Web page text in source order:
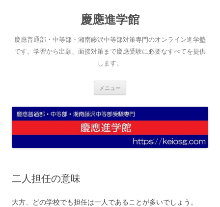
へ
ス
キ
慶應進学館
慶應普通部・中等部・湘南藤沢中等部対策専門のオンライン進学塾
です。学習から出願、面接対策まで慶應受験に必要なすべてを提供
します。
メニュー
二人担任の意味
大方、どの学校でも担任は一人であることが多いでしょう。